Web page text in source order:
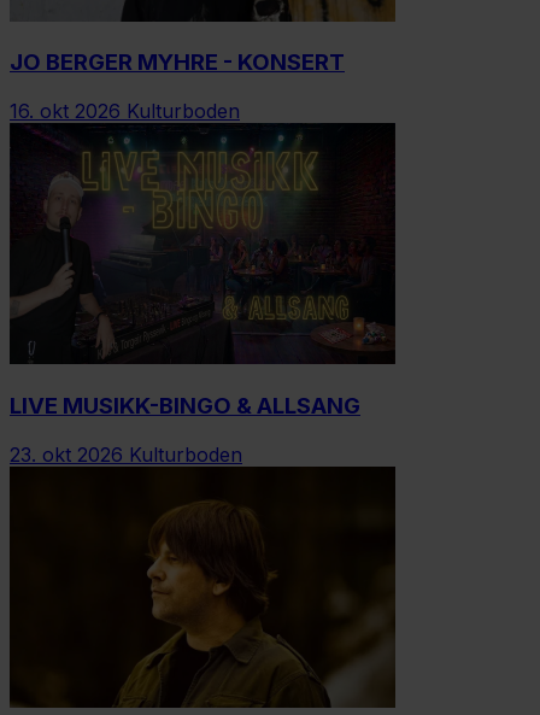
JO BERGER MYHRE - KONSERT
16. okt 2026 Kulturboden
LIVE MUSIKK-BINGO & ALLSANG
23. okt 2026 Kulturboden